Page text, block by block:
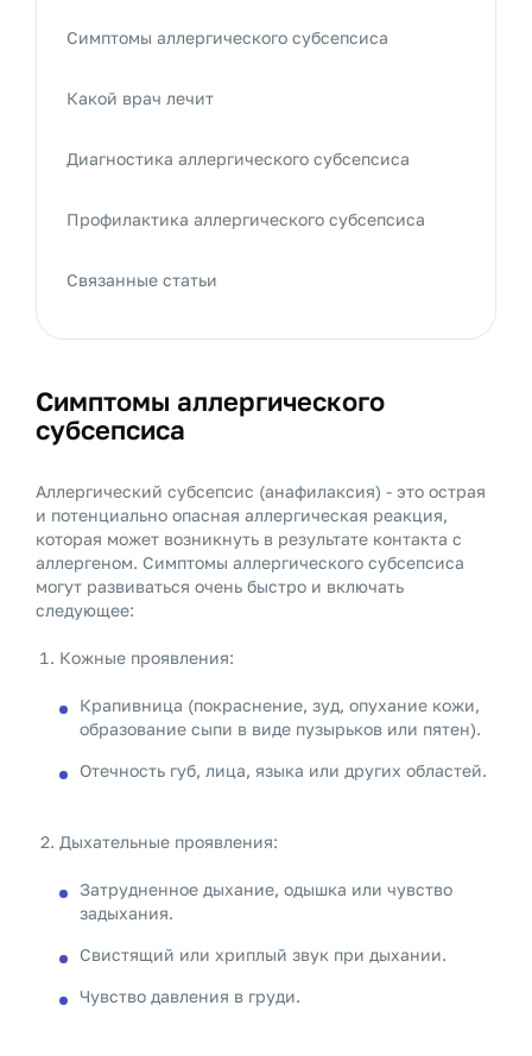
Симптомы аллергического
субсепсиса
Аллергический субсепсис (анафилаксия) - это острая
и потенциально опасная аллергическая реакция,
которая может возникнуть в результате контакта с
аллергеном. Симптомы аллергического субсепсиса
могут развиваться очень быстро и включать
следующее:
Кожные проявления:
Крапивница (покраснение, зуд, опухание кожи,
образование сыпи в виде пузырьков или пятен).
Отечность губ, лица, языка или других областей.
Дыхательные проявления:
Затрудненное дыхание, одышка или чувство
задыхания.
Свистящий или хриплый звук при дыхании.
Чувство давления в груди.
Симптомы аллергического субсепсиса
Какой врач лечит
Диагностика аллергического субсепсиса
Профилактика аллергического субсепсиса
Связанные статьи